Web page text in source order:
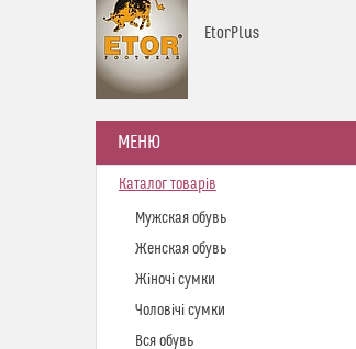
EtorPlus
Каталог товарів
Мужская обувь
Женская обувь
Жіночі сумки
Чоловічі сумки
Вся обувь